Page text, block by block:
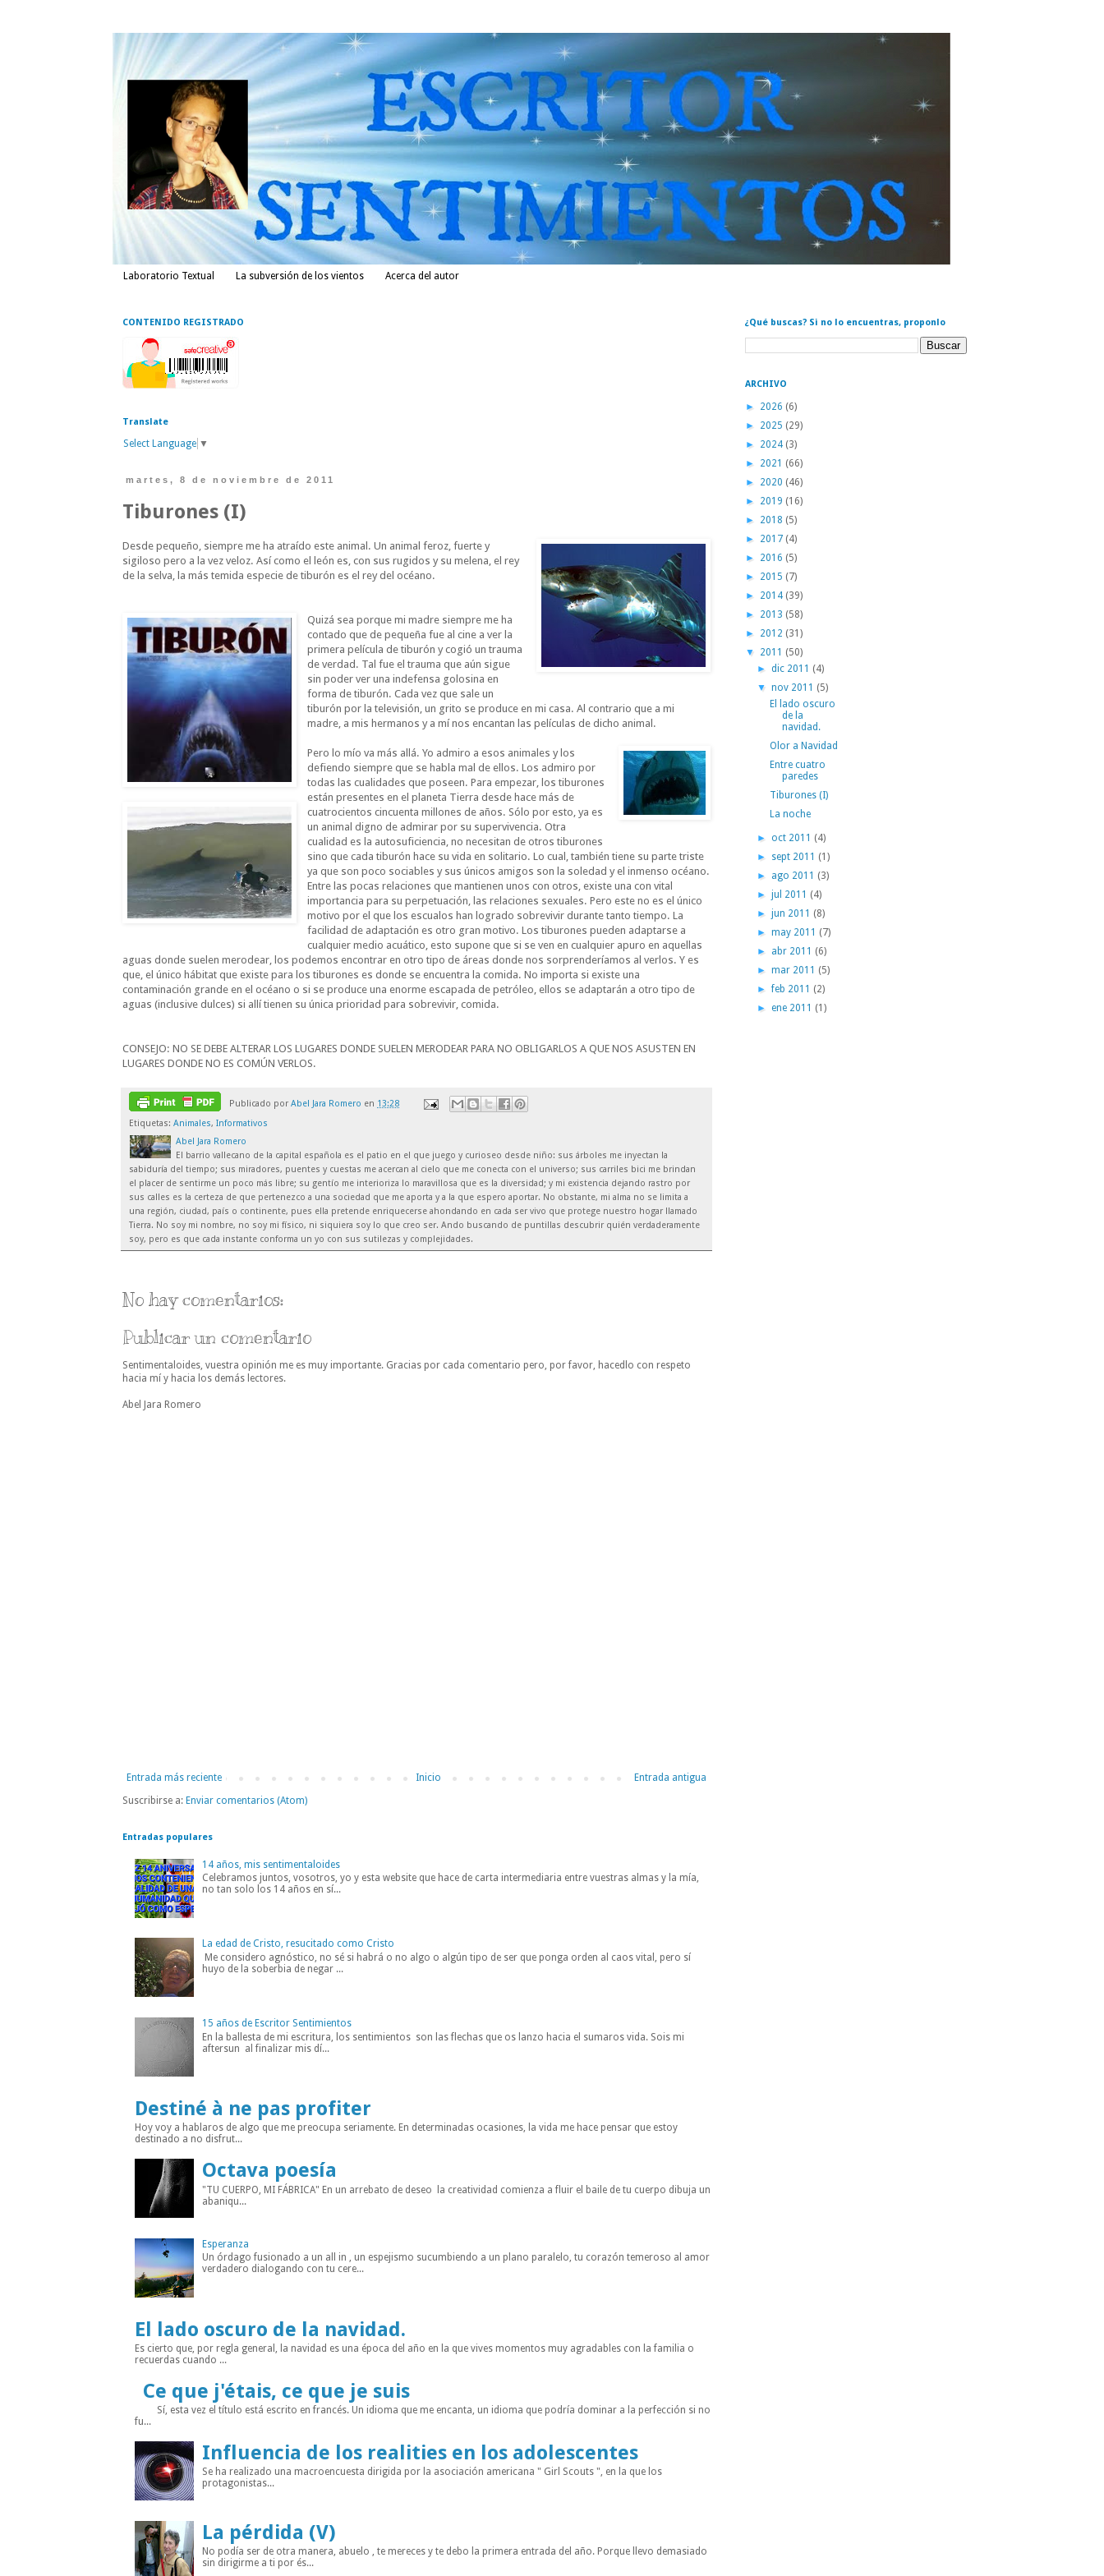
Laboratorio Textual La subversión de los vientos Acerca del autor
CONTENIDO REGISTRADO
Translate
Select Language ▼
martes, 8 de noviembre de 2011
Tiburones (I)
Desde pequeño, siempre me ha atraído este animal. Un animal feroz, fuerte y
sigiloso pero a la vez veloz. Así como el león es, con sus rugidos y su melena, el rey
de la selva, la más temida especie de tiburón es el rey del océano.
Quizá sea porque mi madre siempre me ha
contado que de pequeña fue al cine a ver la
primera película de tiburón y cogió un trauma
de verdad. Tal fue el trauma que aún sigue
sin poder ver una indefensa golosina en
forma de tiburón. Cada vez que sale un
tiburón por la televisión, un grito se produce en mi casa. Al contrario que a mi
madre, a mis hermanos y a mí nos encantan las películas de dicho animal.
Pero lo mío va más allá. Yo admiro a esos animales y los
defiendo siempre que se habla mal de ellos. Los admiro por
todas las cualidades que poseen. Para empezar, los tiburones
están presentes en el planeta Tierra desde hace más de
cuatrocientos cincuenta millones de años. Sólo por esto, ya es
un animal digno de admirar por su supervivencia. Otra
cualidad es la autosuficiencia, no necesitan de otros tiburones
sino que cada tiburón hace su vida en solitario. Lo cual, también tiene su parte triste
ya que son poco sociables y sus únicos amigos son la soledad y el inmenso océano.
Entre las pocas relaciones que mantienen unos con otros, existe una con vital
importancia para su perpetuación, las relaciones sexuales. Pero este no es el único
motivo por el que los escualos han logrado sobrevivir durante tanto tiempo. La
facilidad de adaptación es otro gran motivo. Los tiburones pueden adaptarse a
cualquier medio acuático, esto supone que si se ven en cualquier apuro en aquellas
aguas donde suelen merodear, los podemos encontrar en otro tipo de áreas donde nos sorprenderíamos al verlos. Y es
que, el único hábitat que existe para los tiburones es donde se encuentra la comida. No importa si existe una
contaminación grande en el océano o si se produce una enorme escapada de petróleo, ellos se adaptarán a otro tipo de
aguas (inclusive dulces) si allí tienen su única prioridad para sobrevivir, comida.
CONSEJO: NO SE DEBE ALTERAR LOS LUGARES DONDE SUELEN MERODEAR PARA NO OBLIGARLOS A QUE NOS ASUSTEN EN
LUGARES DONDE NO ES COMÚN VERLOS.
Publicado por Abel Jara Romero en 13:28
Etiquetas: Animales, Informativos
Abel Jara Romero
El barrio vallecano de la capital española es el patio en el que juego y curioseo desde niño: sus árboles me inyectan la
sabiduría del tiempo; sus miradores, puentes y cuestas me acercan al cielo que me conecta con el universo; sus carriles bici me brindan
el placer de sentirme un poco más libre; su gentío me interioriza lo maravillosa que es la diversidad; y mi existencia dejando rastro por
sus calles es la certeza de que pertenezco a una sociedad que me aporta y a la que espero aportar. No obstante, mi alma no se limita a
una región, ciudad, país o continente, pues ella pretende enriquecerse ahondando en cada ser vivo que protege nuestro hogar llamado
Tierra. No soy mi nombre, no soy mi físico, ni siquiera soy lo que creo ser. Ando buscando de puntillas descubrir quién verdaderamente
soy, pero es que cada instante conforma un yo con sus sutilezas y complejidades.
No hay comentarios:
Publicar un comentario
Sentimentaloides, vuestra opinión me es muy importante. Gracias por cada comentario pero, por favor, hacedlo con respeto
hacia mí y hacia los demás lectores.
Abel Jara Romero
Entrada más reciente Entrada antigua
Inicio
Suscribirse a: Enviar comentarios (Atom)
Entradas populares
14 años, mis sentimentaloides
Celebramos juntos, vosotros, yo y esta website que hace de carta intermediaria entre vuestras almas y la mía,
no tan solo los 14 años en sí...
La edad de Cristo, resucitado como Cristo
Me considero agnóstico, no sé si habrá o no algo o algún tipo de ser que ponga orden al caos vital, pero sí
huyo de la soberbia de negar ...
15 años de Escritor Sentimientos
En la ballesta de mi escritura, los sentimientos son las flechas que os lanzo hacia el sumaros vida. Sois mi
aftersun al finalizar mis dí...
Destiné à ne pas profiter
Hoy voy a hablaros de algo que me preocupa seriamente. En determinadas ocasiones, la vida me hace pensar que estoy
destinado a no disfrut...
Octava poesía
"TU CUERPO, MI FÁBRICA" En un arrebato de deseo la creatividad comienza a fluir el baile de tu cuerpo dibuja un
abaniqu...
Esperanza
Un órdago fusionado a un all in , un espejismo sucumbiendo a un plano paralelo, tu corazón temeroso al amor
verdadero dialogando con tu cere...
El lado oscuro de la navidad.
Es cierto que, por regla general, la navidad es una época del año en la que vives momentos muy agradables con la familia o
recuerdas cuando ...
Ce que j'étais, ce que je suis
Sí, esta vez el título está escrito en francés. Un idioma que me encanta, un idioma que podría dominar a la perfección si no
fu...
Influencia de los realities en los adolescentes
Se ha realizado una macroencuesta dirigida por la asociación americana " Girl Scouts ", en la que los
protagonistas...
La pérdida (V)
No podía ser de otra manera, abuelo , te mereces y te debo la primera entrada del año. Porque llevo demasiado
sin dirigirme a ti por és...
¿Qué buscas? Si no lo encuentras, proponlo
ARCHIVO
► 2026 (6)
► 2025 (29)
► 2024 (3)
► 2021 (66)
► 2020 (46)
► 2019 (16)
► 2018 (5)
► 2017 (4)
► 2016 (5)
► 2015 (7)
► 2014 (39)
► 2013 (58)
► 2012 (31)
▼ 2011 (50)
►dic 2011 (4)
▼nov 2011 (5)
El lado oscuro
de la
navidad.
Olor a Navidad
Entre cuatro
paredes
Tiburones (I)
La noche
► oct 2011 (4)
► sept 2011 (1)
► ago 2011 (3)
►jul 2011 (4)
►jun 2011 (8)
►may 2011 (7)
► abr 2011 (6)
►mar 2011 (5)
►feb 2011 (2)
►ene 2011 (1)